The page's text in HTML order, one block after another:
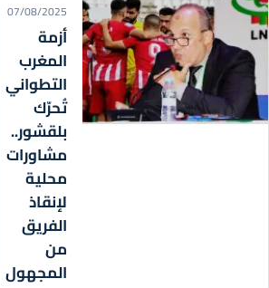
07/08/2025
أزمة
المغرب
التطواني
تُحرّك
بلقشور..
مشاورات
محلية
لإنقاذ
الفريق
من
المجهول